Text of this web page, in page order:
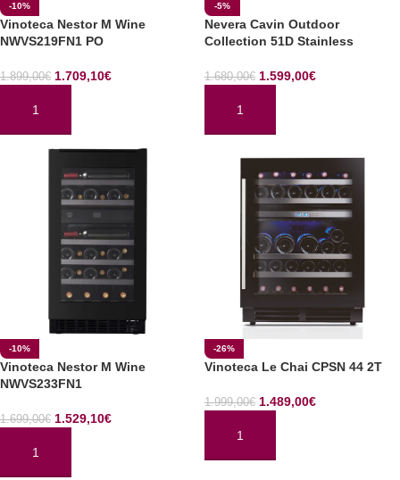
-10%
Vinoteca Nestor M Wine
NWVS219FN1 PO
1.899,00€ 1.709,10€
AÑADIR AL CARRITO
-5%
Nevera Cavin Outdoor
Collection 51D Stainless
1.680,00€ 1.599,00€
AÑADIR AL CARRITO
-10%
Vinoteca Nestor M Wine
NWVS233FN1
1.699,00€ 1.529,10€
AÑADIR AL CARRITO
-26%
Vinoteca Le Chai CPSN 44 2T
1.999,00€ 1.489,00€
AÑADIR AL CARRITO